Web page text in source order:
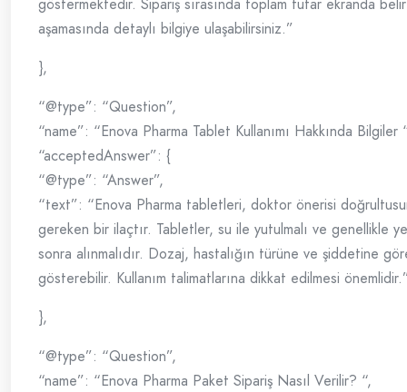
aşamasında detaylı bilgiye ulaşabilirsiniz.”
},
“@type”: “Question”,
“name”: “Enova Pharma Tablet Kullanımı Hakkında Bilgiler
“acceptedAnswer”: {
“@type”: “Answer”,
“text”: “Enova Pharma tabletleri, doktor önerisi
gereken bir ilaçtır. Tabletler, su ile yutulmalı ve genellikle
sonra alınmalıdır. Dozaj, hastalığın türüne ve şiddetine
gösterebilir. Kullanım talimatlarına dikkat edilmesi
},
“@type”: “Question”,
“name”: “Enova Pharma Paket Sipariş Nasıl Verilir? “,